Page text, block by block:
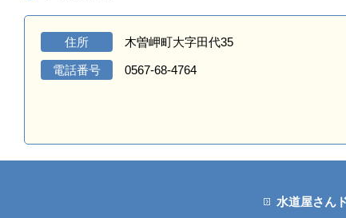
住所 木曽岬町大字田代35
電話番号 0567-68-4764
水道屋さん